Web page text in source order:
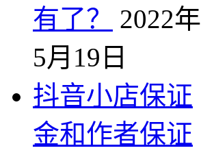
有了？
2022年
5月19日
抖音小店保证
金和作者保证